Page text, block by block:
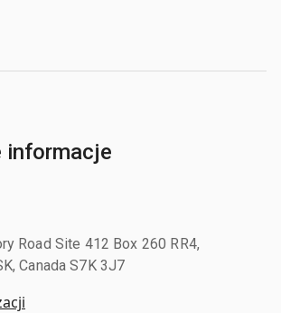
informacje
Road Site 412 Box 260 RR4,
Canada S7K 3J7